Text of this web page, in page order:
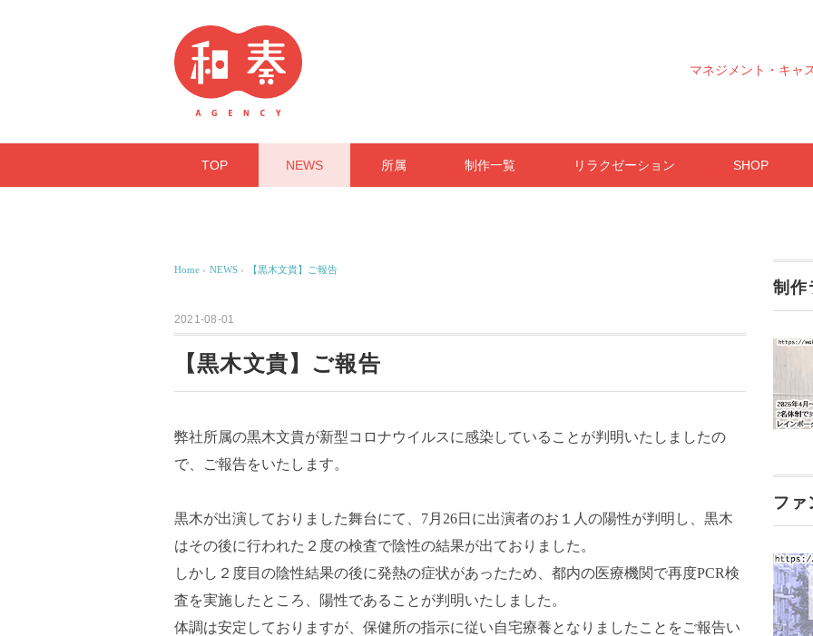
マネジメント・キャ
TOP NEWS 所属 制作一覧 リラクゼーション SHOP
Home › NEWS › 【黒木文貴】ご報告
2021-08-01
【黒木文貴】ご報告
弊社所属の黒木文貴が新型コロナウイルスに感染していることが判明いたしましたの
で、ご報告をいたします。
黒木が出演しておりました舞台にて、7月26日に出演者のお１人の陽性が判明し、黒木
はその後に行われた２度の検査で陰性の結果が出ておりました。
しかし２度目の陰性結果の後に発熱の症状があったため、都内の医療機関で再度PCR検
査を実施したところ、陽性であることが判明いたしました。
体調は安定しておりますが、保健所の指示に従い自宅療養となりましたことをご報告い
制作
ファ